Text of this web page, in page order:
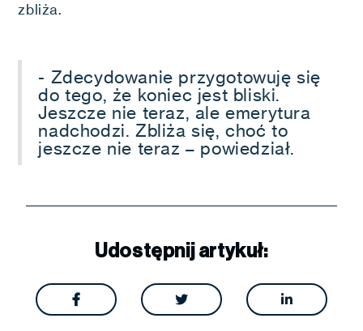
zbliża.
- Zdecydowanie przygotowuję się
do tego, że koniec jest bliski.
Jeszcze nie teraz, ale emerytura
nadchodzi. Zbliża się, choć to
jeszcze nie teraz – powiedział.
Udostępnij artykuł:
  